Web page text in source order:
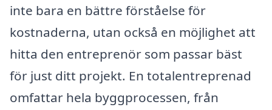
inte bara en bättre förståelse för
kostnaderna, utan också en möjlighet att
hitta den entreprenör som passar bäst
för just ditt projekt. En totalentreprenad
omfattar hela byggprocessen, från